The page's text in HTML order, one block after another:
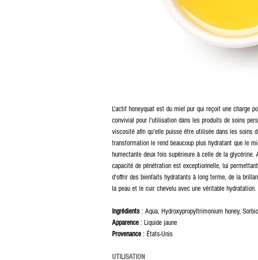
L'actif honeyquat est du miel pur qui reçoit une charge
convivial pour l'utilisation dans les produits de soins
viscosité afin qu'elle puisse être utilisée dans les soins
transformation le rend beaucoup plus hydratant que le
humectante deux fois supérieure à celle de la
capacité de pénétration est exceptionnelle, lui
d'offrir des bienfaits hydratants à long terme, de la
la peau et le cuir chevelu avec une véritable hydratation.
Ingrédients : Aqua, Hydroxypropyltrimonium honey,
Apparence : Liquide jaune
Provenance : États-Unis
UTILISATION